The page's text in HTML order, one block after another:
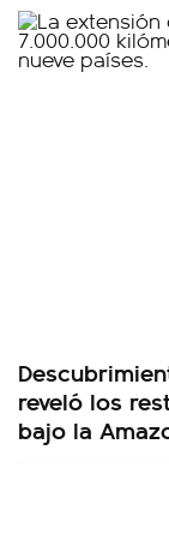
reveló los
bajo la